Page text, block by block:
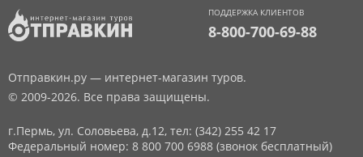
ПОДДЕРЖКА КЛИЕНТОВ
8-800-700-69-88
Отправкин.ру — интернет-магазин туров.
© 2009-2026. Все права защищены.
г.Пермь, ул. Соловьева, д.12, тел: (342) 255 42 17
Федеральный номер: 8 800 700 6988 (звонок бесплатный)